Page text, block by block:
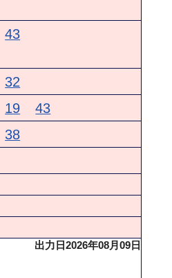
43
32
19 43
38
出力日2026年08月09日